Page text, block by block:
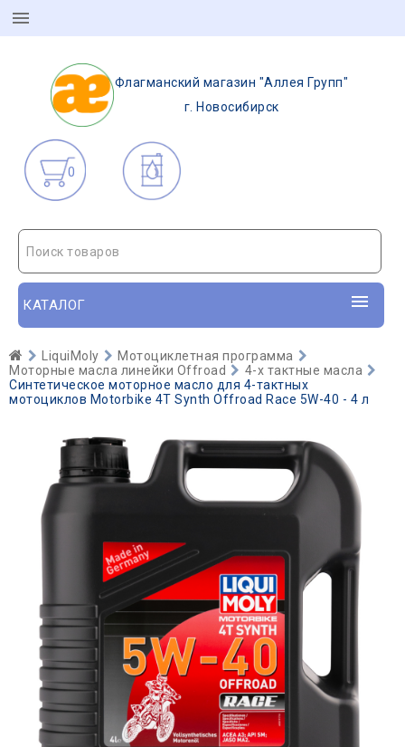
Флагманский магазин "Аллея Групп"
г. Новосибирск
0
Поиск товаров
КАТАЛОГ
LiquiMoly
Мотоциклетная программа
Моторные масла линейки Offroad
4-х тактные масла
Синтетическое моторное масло для 4-тактных
мотоциклов Motorbike 4T Synth Offroad Race 5W-40 - 4 л